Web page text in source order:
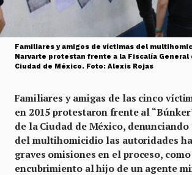
Familiares y amigos de víctimas del
Narvarte protestan frente a la Fiscalía General
Ciudad de México. Foto: Alexis Rojas
Familiares y amigas de las cinco
en 2015 protestaron frente al
de la Ciudad de México, denunciando
del multihomicidio las autoridades
graves omisiones en el proceso,
encubrimiento al hijo de un agente